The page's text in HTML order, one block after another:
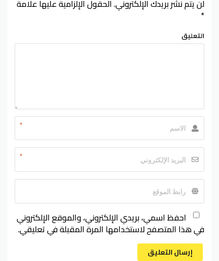
لن يتم نشر بريدك الإلكتروني.الحقول الإلزامية عليها علامة
*
التعليق
*
*
احفظ اسمي، بريدي الإلكتروني، والموقع الإلكتروني
في هذا المتصفح لاستخدامها المرة المقبلة في تعليقي.
إرسال التعليق